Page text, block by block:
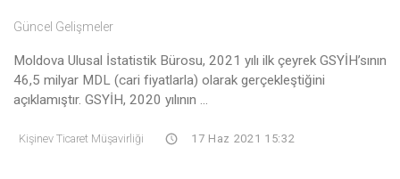
Güncel Gelişmeler
Moldova Ulusal İstatistik Bürosu, 2021 yılı ilk çeyrek GSYİH’sının
46,5 milyar MDL (cari fiyatlarla) olarak gerçekleştiğini
açıklamıştır. GSYİH, 2020 yılının ...
Kişinev Ticaret Müşavirliği 17 Haz 2021 15:32